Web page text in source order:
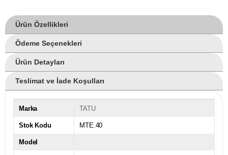
Ürün Özellikleri
Ödeme Seçenekleri
Ürün Detayları
Teslimat ve İade Koşulları
Marka TATU
Stok Kodu MTE.40
Model